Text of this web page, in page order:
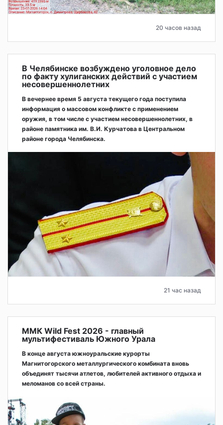
20 часов назад
В Челябинске возбуждено уголовное дело
по факту хулиганских действий с участием
несовершеннолетних
В вечернее время 5 августа текущего года поступила
информация о массовом конфликте с применением
оружия, в том числе с участием несовершеннолетних, в
районе памятника им. В.И. Курчатова в Центральном
районе города Челябинска.
21 час назад
ММК Wild Fest 2026 - главный
мультифестиваль Южного Урала
В конце августа южноуральские курорты
Магнитогорского металлургического комбината вновь
объединят тысячи атлетов, любителей активного отдыха и
меломанов со всей страны.